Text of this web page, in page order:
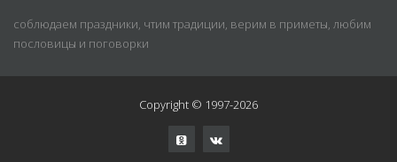
соблюдаем праздники, чтим традиции, верим в приметы, любим
пословицы и поговорки
Copyright © 1997-2026